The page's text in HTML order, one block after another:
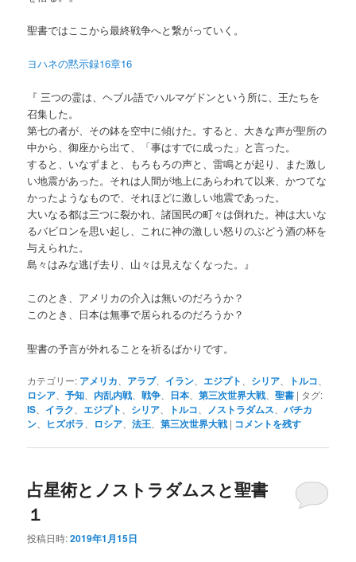
聖書ではここから最終戦争へと繋がっていく。
ヨハネの黙示録16章16
『 三つの霊は、ヘブル語でハルマゲドンという所に、王たちを
召集した。
第七の者が、その鉢を空中に傾けた。すると、大きな声が聖所の
中から、御座から出て、「事はすでに成った」と言った。
すると、いなずまと、もろもろの声と、雷鳴とが起り、また激し
い地震があった。それは人間が地上にあらわれて以来、かつてな
かったようなもので、それほどに激しい地震であった。
大いなる都は三つに裂かれ、諸国民の町々は倒れた。神は大いな
るバビロンを思い起し、これに神の激しい怒りのぶどう酒の杯を
与えられた。
島々はみな逃げ去り、山々は見えなくなった。』
このとき、アメリカの介入は無いのだろうか？
このとき、日本は無事で居られるのだろうか？
聖書の予言が外れることを祈るばかりです。
カテゴリー: アメリカ アラブ、 イラン エジプト シリア トルコ
ロシア 、予知 内乱内戦 、戦争 日本 、第三次世界大戦 、聖書 | タグ:
IS イラク エジプト シリア トルコ ノストラダムス 、バチカ
ン
ヒズボラ ロシア 、法王 、第三次世界大戦 | コメントを残す
占星術とノストラダムスと聖書
１
投稿日時:2019年1月15日